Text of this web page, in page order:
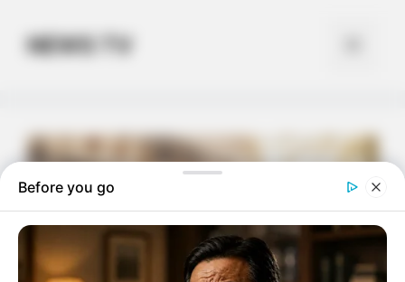
contentNEWS TV
Before you go